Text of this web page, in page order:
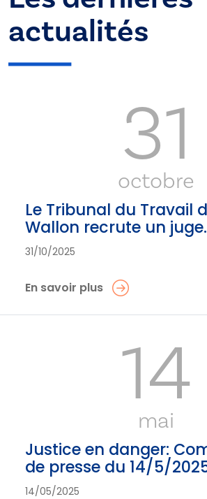
actualités
31
octobre
Le Tribunal du Travail
Wallon recrute un juge.
31/10/2025
En savoir plus
14
mai
Justice en danger:
de presse du 14/5/
14/05/2025